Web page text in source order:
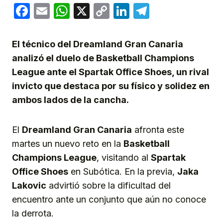
Facebook
EmailWhatsApp
X
CopyLinkedIn
El técnico del Dreamland Gran Canaria
analizó el duelo de Basketball Champions
League ante el Spartak Office Shoes, un rival
invicto que destaca por su físico y solidez en
ambos lados de la cancha.
El Dreamland Gran Canaria afronta este
martes un nuevo reto en la Basketball
Champions League, visitando al Spartak
Office Shoes en Subótica. En la previa, Jaka
Lakovic advirtió sobre la dificultad del
encuentro ante un conjunto que aún no conoce
la derrota.